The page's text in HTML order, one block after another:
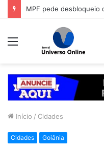
Menu
Início / Cidades
Cidades Goiânia